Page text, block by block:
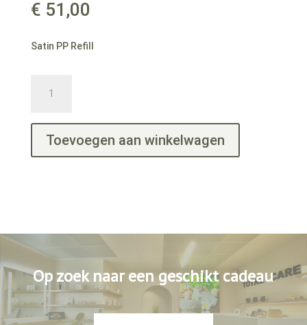
€ 51,00
Satin PP Refill
Toevoegen aan winkelwagen
Op zoek naar een geschikt cadeau